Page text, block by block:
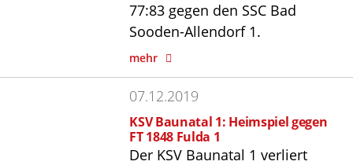
77:83 gegen den SSC Bad
Sooden-Allendorf 1.
mehr
07.12.2019
KSV Baunatal 1: Heimspiel gegen
FT 1848 Fulda 1
Der KSV Baunatal 1 verliert